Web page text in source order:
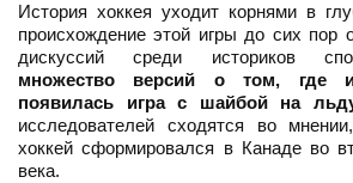
История хоккея уходит корнями в
происхождение этой игры до сих пор
дискуссий среди историков
множество версий о том, где
появилась игра с шайбой на
исследователей сходятся во
хоккей сформировался в Канаде во
века.